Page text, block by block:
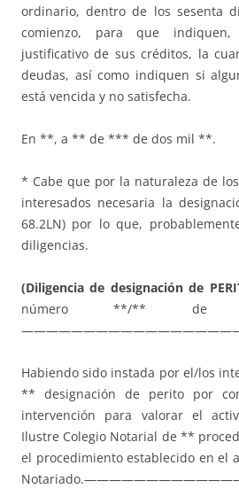
ordinario, dentro de los sesenta
comienzo, para que
justificativo de sus créditos, la
deudas, así como indiquen si
está vencida y no satisfecha.
En **, a ** de *** de dos mil **.
* Cabe que por la naturaleza de
interesados necesaria la
68.2LN) por lo que,
diligencias.
(Diligencia de designación de
número **/** de
Habiendo sido instada por el/los
** designación de perito por
intervención para valorar el
Ilustre Colegio Notarial de **
el procedimiento establecido en el